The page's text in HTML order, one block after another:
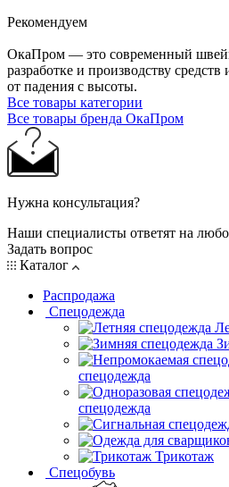
Рекомендуем
ОкаПром — это современный
разработке и производству
от падения с высоты.
Все товары категории
Все товары бренда ОкаПром
Нужна консультация?
Наши специалисты ответят на
Задать вопрос
Каталог
Распродажа
Спецодежда
спецодежда
спецодежда
Трикотаж
Спецобувь